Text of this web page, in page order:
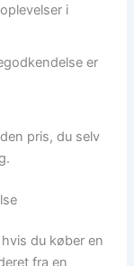
i
er
pris, du selv
du køber en
fra en